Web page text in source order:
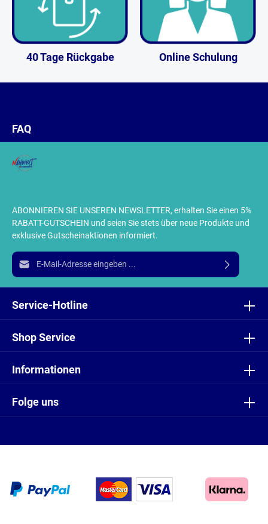
40 Tage Rückgabe Online Schulung
ABONNIEREN SIE UNSEREN NEWSLETTER, erhalten Sie einen 5%
RABATT-GUTSCHEIN und seien Sie stets über neue Produkte und
exklusive Gutscheinaktionen informiert.
E-Mail-Adresse*
Ich habe dieDatenschutzbestimmungenzur Kenntnis
einverstanden.
Folge uns
Service-Hotline
Shop Service
Informationen
FAQ